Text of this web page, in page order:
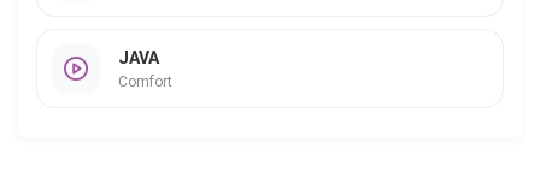
JAVA
Comfort